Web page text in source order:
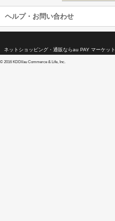
ヘルプ・お問い合わせ
ネットショッピング・通販ならau PAY マーケット
© 2016 KDDI/au Commerce & Life, Inc.